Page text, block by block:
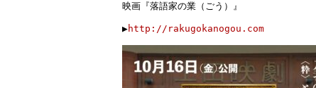
映画『落語家の業（ごう）』
▶︎http://rakugokanogou.com